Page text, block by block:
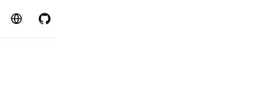
Strona GitHub